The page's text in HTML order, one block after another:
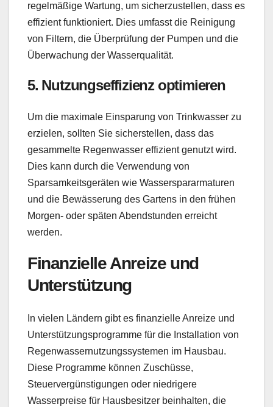
regelmäßige Wartung, um sicherzustellen, dass es
effizient funktioniert. Dies umfasst die Reinigung
von Filtern, die Überprüfung der Pumpen und die
Überwachung der Wasserqualität.
5. Nutzungseffizienz optimieren
Um die maximale Einsparung von Trinkwasser zu
erzielen, sollten Sie sicherstellen, dass das
gesammelte Regenwasser effizient genutzt wird.
Dies kann durch die Verwendung von
Sparsamkeitsgeräten wie Wasserspararmaturen
und die Bewässerung des Gartens in den frühen
Morgen- oder späten Abendstunden erreicht
werden.
Finanzielle Anreize und
Unterstützung
In vielen Ländern gibt es finanzielle Anreize und
Unterstützungsprogramme für die Installation von
Regenwassernutzungssystemen im Hausbau.
Diese Programme können Zuschüsse,
Steuervergünstigungen oder niedrigere
Wasserpreise für Hausbesitzer beinhalten, die